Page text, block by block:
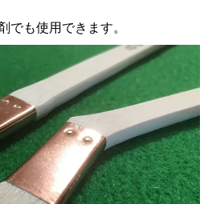
でも使用できます。